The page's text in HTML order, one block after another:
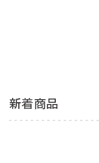
新着商品